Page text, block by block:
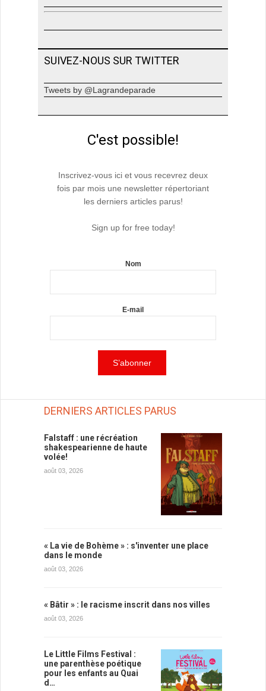
SUIVEZ-NOUS SUR TWITTER
Tweets by @Lagrandeparade
C'est possible!
Inscrivez-vous ici et vous recevrez deux
fois par mois une newsletter répertoriant
les derniers articles parus!
Sign up for free today!
Nom
E-mail
DERNIERS ARTICLES PARUS
Falstaff : une récréation
shakespearienne de haute
volée!
août 03, 2026
« La vie de Bohème » : s'inventer une place
dans le monde
août 03, 2026
« Bâtir » : le racisme inscrit dans nos villes
août 03, 2026
Le Little Films Festival :
une parenthèse poétique
pour les enfants au Quai
d…